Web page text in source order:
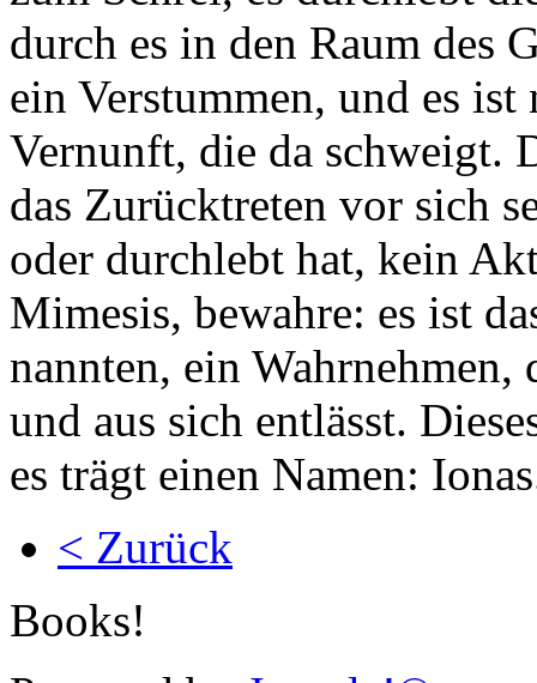
durch es in den Raum des
ein Verstummen, und es
Vernunft, die da schweigt.
das Zurücktreten vor sich
oder durchlebt hat, kein
Mimesis, bewahre: es ist
nannten, ein Wahrnehmen,
und aus sich entlässt.
es trägt einen Namen:
< Zurück
Books!